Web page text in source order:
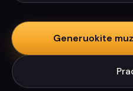
Generuokite